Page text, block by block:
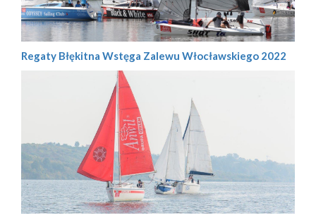
Regaty Błękitna Wstęga Zalewu Włocławskiego 2022